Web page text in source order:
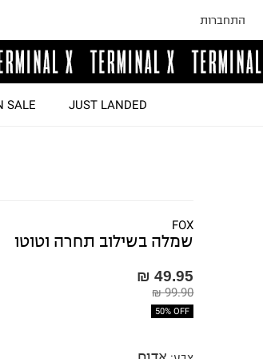
התחברות
JUST LANDED
SALE
FOX
שמלה בשילוב תחרה וטוטו
49.95 ₪
99.90 ₪
50% OFF